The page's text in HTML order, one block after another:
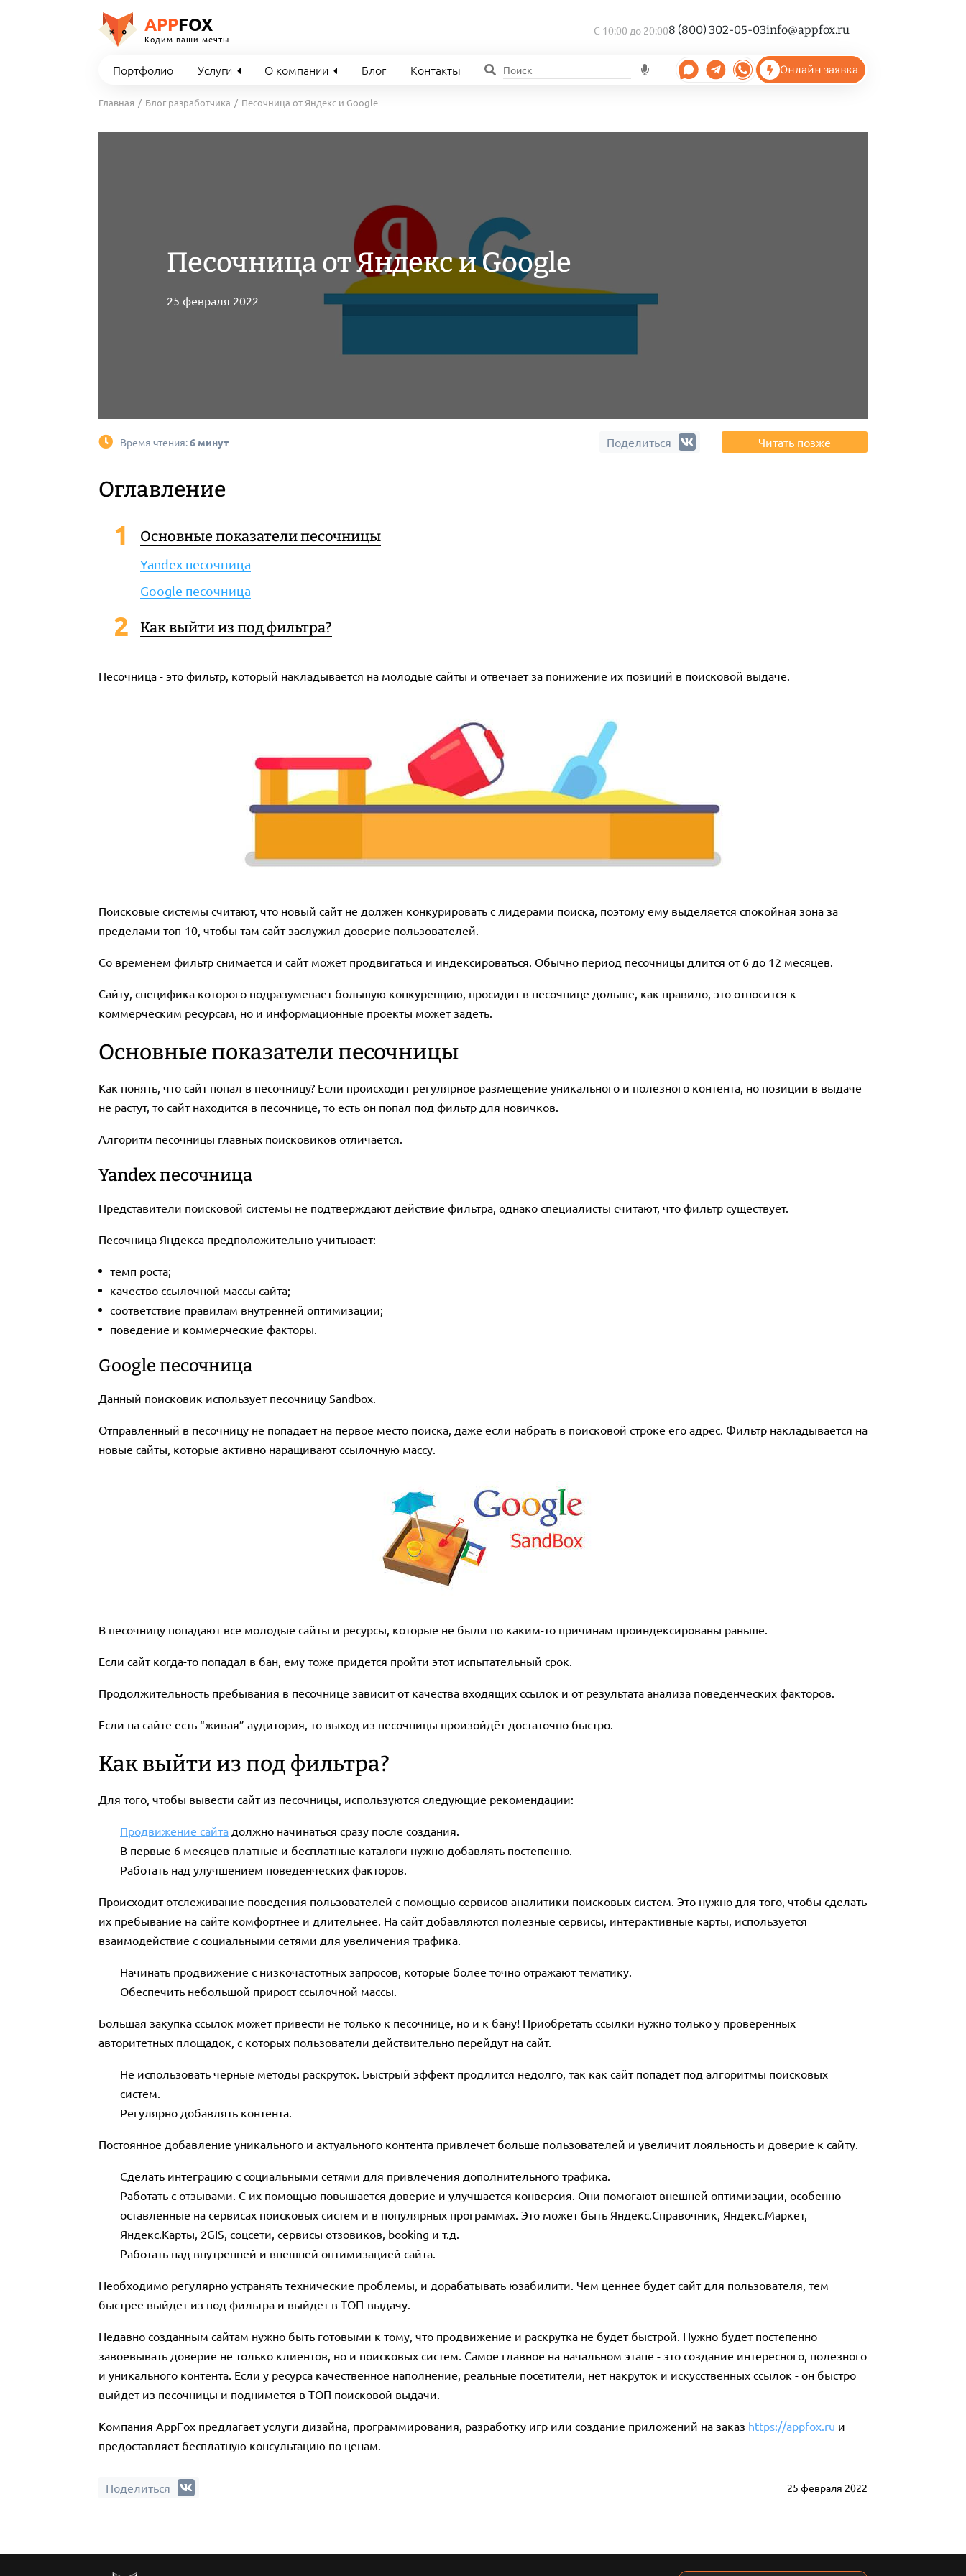
APPFOX
Кодим ваши мечты
С 10:00 до 20:008 (800) 302-05-03info@appfox.ru
Портфолио Услуги О компании Блог Контакты Онлайн заявка
Главная Блог разработчика Песочница от Яндекс и Google
Песочница от Яндекс и Google
25 февраля 2022
Время чтения:6 минут Поделиться Читать позже
Оглавление
Основные показатели песочницы
Yandex песочница
Google песочница
Как выйти из под фильтра?
Песочница - это фильтр, который накладывается на молодые сайты и отвечает за понижение их позиций в поисковой выдаче.
Поисковые системы считают, что новый сайт не должен конкурировать с лидерами поиска, поэтому ему выделяется спокойная зона за
пределами топ-10, чтобы там сайт заслужил доверие пользователей.
Со временем фильтр снимается и сайт может продвигаться и индексироваться. Обычно период песочницы длится от 6 до 12 месяцев.
Сайту, специфика которого подразумевает большую конкуренцию, просидит в песочнице дольше, как правило, это относится к
коммерческим ресурсам, но и информационные проекты может задеть.
Основные показатели песочницы
Как понять, что сайт попал в песочницу? Если происходит регулярное размещение уникального и полезного контента, но позиции в выдаче
не растут, то сайт находится в песочнице, то есть он попал под фильтр для новичков.
Алгоритм песочницы главных поисковиков отличается.
Yandex песочница
Представители поисковой системы не подтверждают действие фильтра, однако специалисты считают, что фильтр существует.
Песочница Яндекса предположительно учитывает:
темп роста;
качество ссылочной массы сайта;
соответствие правилам внутренней оптимизации;
поведение и коммерческие факторы.
Google песочница
Данный поисковик использует песочницу Sandbox.
Отправленный в песочницу не попадает на первое место поиска, даже если набрать в поисковой строке его адрес. Фильтр накладывается на
новые сайты, которые активно наращивают ссылочную массу.
В песочницу попадают все молодые сайты и ресурсы, которые не были по каким-то причинам проиндексированы раньше.
Если сайт когда-то попадал в бан, ему тоже придется пройти этот испытательный срок.
Продолжительность пребывания в песочнице зависит от качества входящих ссылок и от результата анализа поведенческих факторов.
Если на сайте есть “живая” аудитория, то выход из песочницы произойдёт достаточно быстро.
Как выйти из под фильтра?
Для того, чтобы вывести сайт из песочницы, используются следующие рекомендации:
Продвижение сайта должно начинаться сразу после создания.
В первые 6 месяцев платные и бесплатные каталоги нужно добавлять постепенно.
Работать над улучшением поведенческих факторов.
Происходит отслеживание поведения пользователей с помощью сервисов аналитики поисковых систем. Это нужно для того, чтобы сделать
их пребывание на сайте комфортнее и длительнее. На сайт добавляются полезные сервисы, интерактивные карты, используется
взаимодействие с социальными сетями для увеличения трафика.
Начинать продвижение с низкочастотных запросов, которые более точно отражают тематику.
Обеспечить небольшой прирост ссылочной массы.
Большая закупка ссылок может привести не только к песочнице, но и к бану! Приобретать ссылки нужно только у проверенных
авторитетных площадок, с которых пользователи действительно перейдут на сайт.
Не использовать черные методы раскруток. Быстрый эффект продлится недолго, так как сайт попадет под алгоритмы поисковых
систем.
Регулярно добавлять контента.
Постоянное добавление уникального и актуального контента привлечет больше пользователей и увеличит лояльность и доверие к сайту.
Сделать интеграцию с социальными сетями для привлечения дополнительного трафика.
Работать с отзывами. С их помощью повышается доверие и улучшается конверсия. Они помогают внешней оптимизации, особенно
оставленные на сервисах поисковых систем и в популярных программах. Это может быть Яндекс.Справочник, Яндекс.Маркет,
Яндекс.Карты, 2GIS, соцсети, сервисы отзовиков, booking и т.д.
Работать над внутренней и внешней оптимизацией сайта.
Необходимо регулярно устранять технические проблемы, и дорабатывать юзабилити. Чем ценнее будет сайт для пользователя, тем
быстрее выйдет из под фильтра и выйдет в ТОП-выдачу.
Недавно созданным сайтам нужно быть готовыми к тому, что продвижение и раскрутка не будет быстрой. Нужно будет постепенно
завоевывать доверие не только клиентов, но и поисковых систем. Самое главное на начальном этапе - это создание интересного, полезного
и уникального контента. Если у ресурса качественное наполнение, реальные посетители, нет накруток и искусственных ссылок - он быстро
выйдет из песочницы и поднимется в ТОП поисковой выдачи.
Компания AppFox предлагает услуги дизайна, программирования, разработку игр или создание приложений на заказ https://appfox.ru и
предоставляет бесплатную консультацию по ценам.
Поделиться 25 февраля 2022